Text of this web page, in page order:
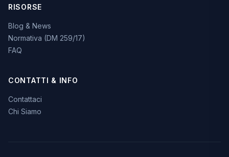
RISORSE
Blog & News
Normativa (DM 259/17)
FAQ
CONTATTI & INFO
Contattaci
Chi Siamo